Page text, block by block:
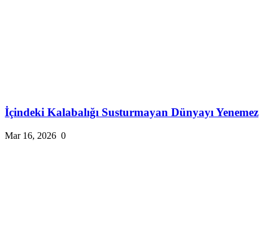
İçindeki Kalabalığı Susturmayan Dünyayı Yenemez
Mar 16, 2026 0